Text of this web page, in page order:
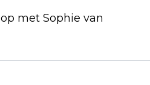
op met Sophie van